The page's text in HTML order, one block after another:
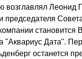
возглавлял Леонид
председателя
"Аквариус Дата".
останется